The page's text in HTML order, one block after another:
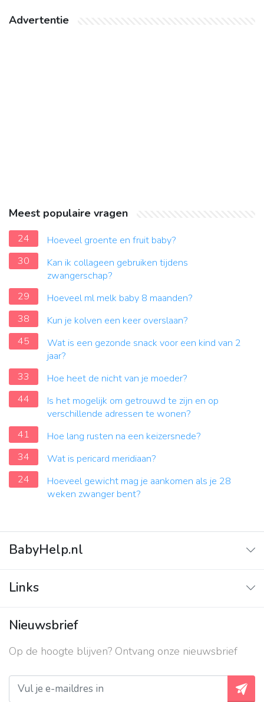
Advertentie
Meest populaire vragen
24
Hoeveel groente en fruit baby?
30
Kan ik collageen gebruiken tijdens
zwangerschap?
29
Hoeveel ml melk baby 8 maanden?
38
Kun je kolven een keer overslaan?
45
Wat is een gezonde snack voor een kind van 2
jaar?
33
Hoe heet de nicht van je moeder?
44
Is het mogelijk om getrouwd te zijn en op
verschillende adressen te wonen?
41
Hoe lang rusten na een keizersnede?
34
Wat is pericard meridiaan?
24
Hoeveel gewicht mag je aankomen als je 28
weken zwanger bent?
BabyHelp.nl
Vraag & Antwoord
Links
Contact
Over ons
Privacy beleid
Nieuwsbrief
Op de hoogte blijven? Ontvang onze nieuwsbrief